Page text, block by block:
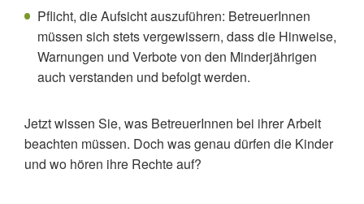
Pflicht, die Aufsicht auszuführen: BetreuerInnen
müssen sich stets vergewissern, dass die Hinweise,
Warnungen und Verbote von den Minderjährigen
auch verstanden und befolgt werden.
Jetzt wissen Sie, was BetreuerInnen bei ihrer Arbeit
beachten müssen. Doch was genau dürfen die Kinder
und wo hören ihre Rechte auf?